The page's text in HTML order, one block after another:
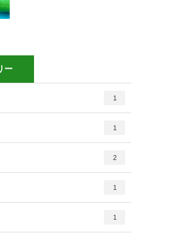
ー
1
1
2
1
1